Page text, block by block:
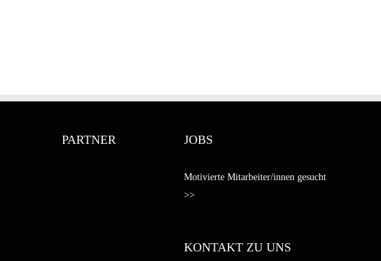
PARTNER JOBS
Motivierte Mitarbeiter/innen gesucht
>>
KONTAKT ZU UNS